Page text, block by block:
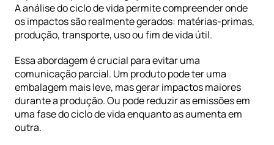
A análise do ciclo de vida permite compreender onde
os impactos são realmente gerados: matérias-primas,
produção, transporte, uso ou fim de vida útil.
Essa abordagem é crucial para evitar uma
comunicação parcial. Um produto pode ter uma
embalagem mais leve, mas gerar impactos maiores
durante a produção. Ou pode reduzir as emissões em
uma fase do ciclo de vida enquanto as aumenta em
outra.